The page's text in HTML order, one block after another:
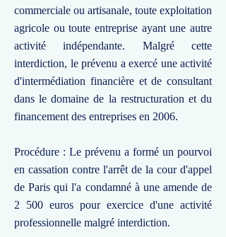
commerciale ou artisanale, toute exploitation
agricole ou toute entreprise ayant une autre
activité indépendante. Malgré cette
interdiction, le prévenu a exercé une activité
d'intermédiation financière et de consultant
dans le domaine de la restructuration et du
financement des entreprises en 2006.
Procédure : Le prévenu a formé un pourvoi
en cassation contre l'arrêt de la cour d'appel
de Paris qui l'a condamné à une amende de
2 500 euros pour exercice d'une activité
professionnelle malgré interdiction.